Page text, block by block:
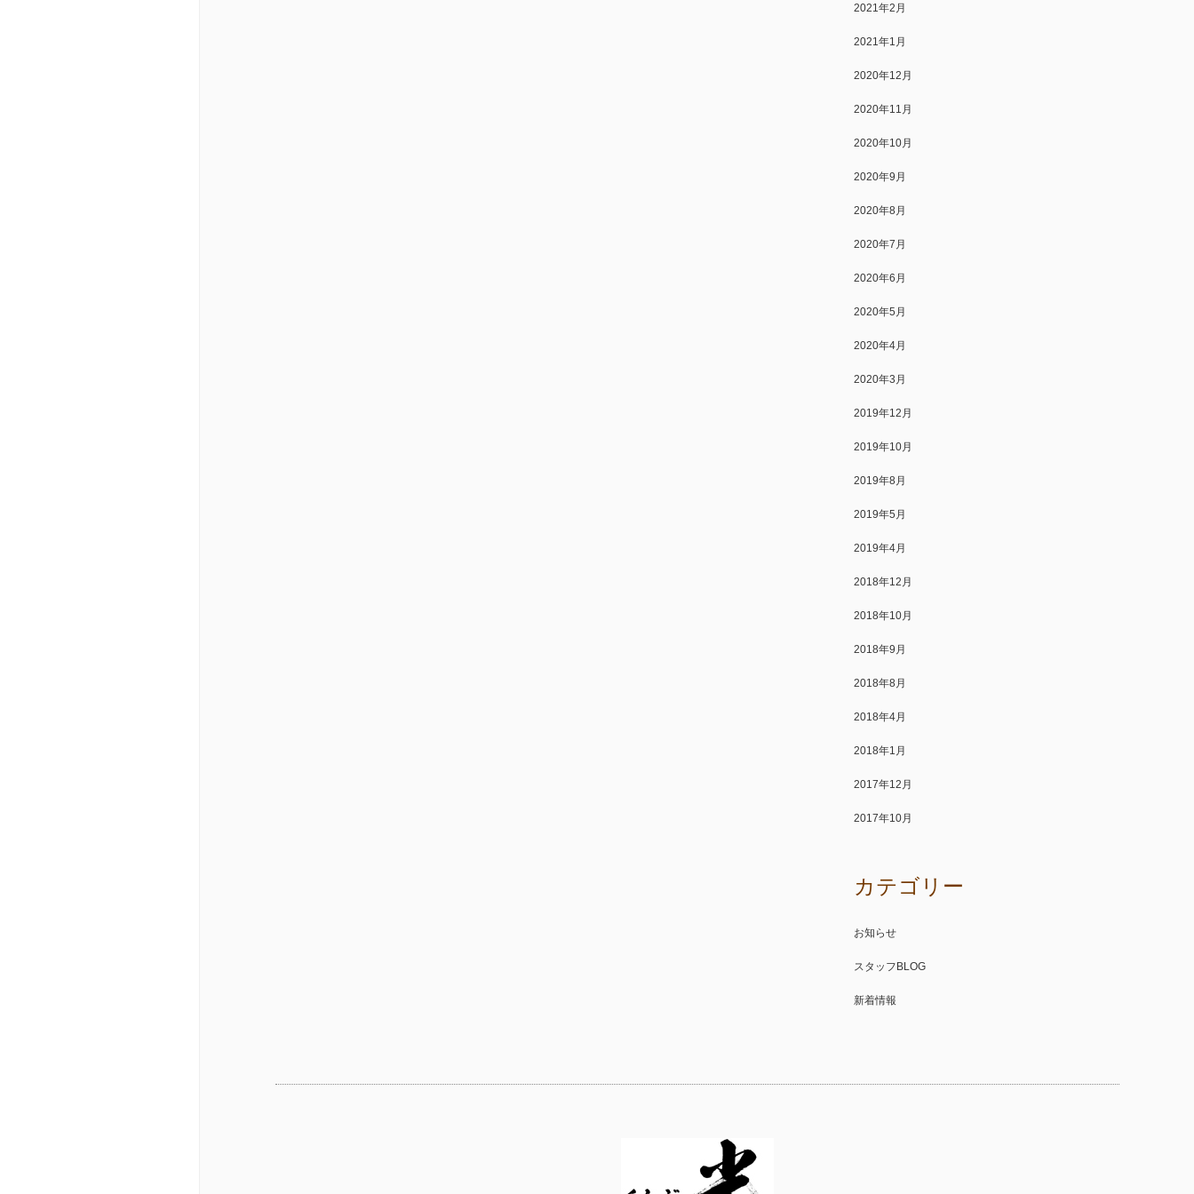
2021年2月
2021年1月
2020年12月
2020年11月
2020年10月
2020年9月
2020年8月
2020年7月
2020年6月
2020年5月
2020年4月
2020年3月
2019年12月
2019年10月
2019年8月
2019年5月
2019年4月
2018年12月
2018年10月
2018年9月
2018年8月
2018年4月
2018年1月
2017年12月
2017年10月
カテゴリー
お知らせ
スタッフBLOG
新着情報